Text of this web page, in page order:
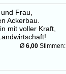
Frau,
Ackerbau.
mit voller Kraft,
Ø 6,00 Stimmen: